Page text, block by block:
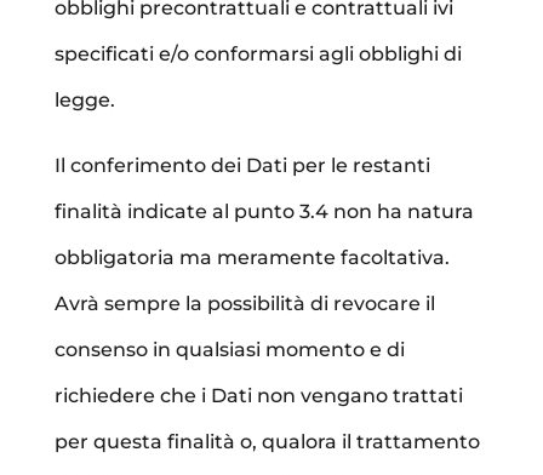
obblighi precontrattuali e contrattuali ivi
specificati e/o conformarsi agli obblighi di
legge.
Il conferimento dei Dati per le restanti
finalità indicate al punto 3.4 non ha natura
obbligatoria ma meramente facoltativa.
Avrà sempre la possibilità di revocare il
consenso in qualsiasi momento e di
richiedere che i Dati non vengano trattati
per questa finalità o, qualora il trattamento